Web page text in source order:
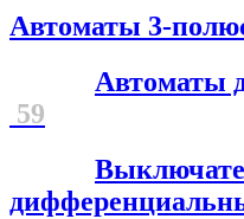
Автоматы 3-
Автоматы
59